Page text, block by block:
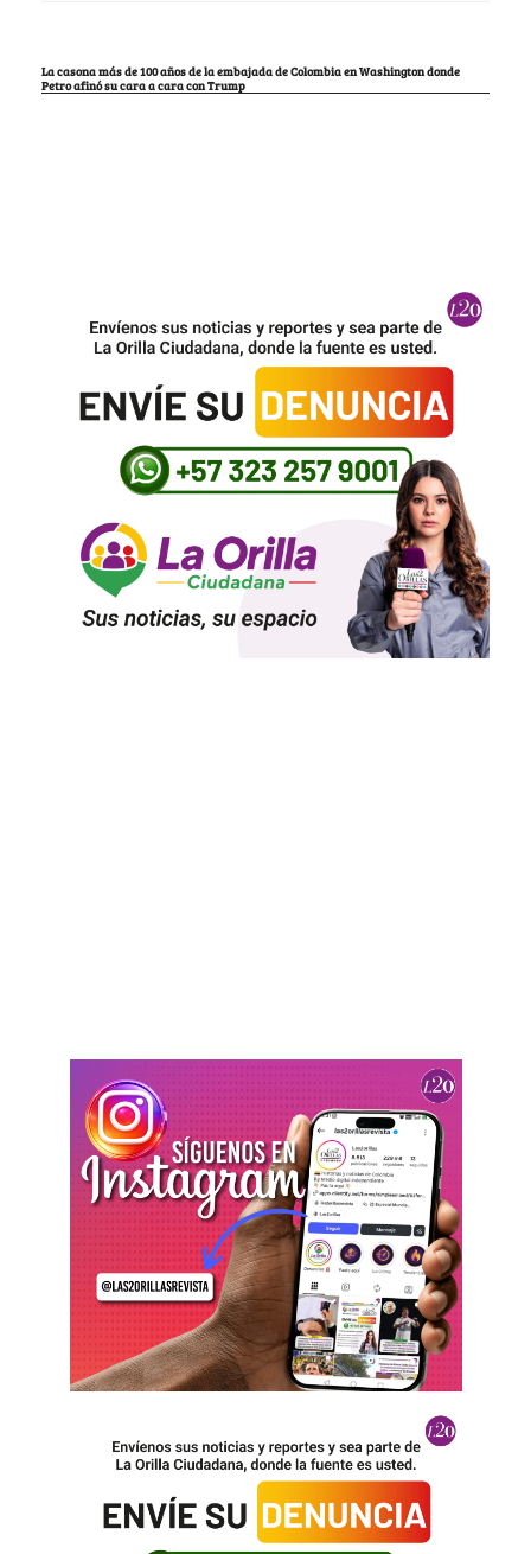
La casona más de 100 años de la embajada de Colombia en Washington donde
Petro afinó su cara a cara con Trump